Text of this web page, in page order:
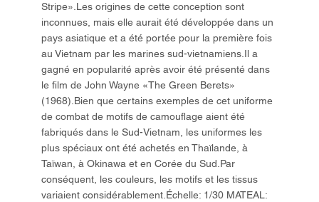
Stripe».Les origines de cette conception sont
inconnues, mais elle aurait été développée dans un
pays asiatique et a été portée pour la première fois
au Vietnam par les marines sud-vietnamiens.Il a
gagné en popularité après avoir été présenté dans
le film de John Wayne «The Green Berets»
(1968).Bien que certains exemples de cet uniforme
de combat de motifs de camouflage aient été
fabriqués dans le Sud-Vietnam, les uniformes les
plus spéciaux ont été achetés en Thaïlande, à
Taïwan, à Okinawa et en Corée du Sud.Par
conséquent, les couleurs, les motifs et les tissus
variaient considérablement.Échelle: 1/30 MATEAL: